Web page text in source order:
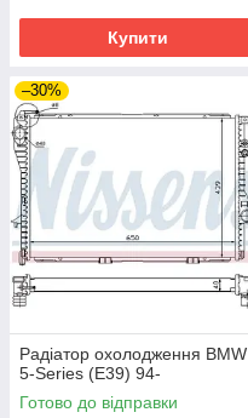
Купити
–30%
Радіатор охолодження BMW
5-Series (E39) 94-
Готово до відправки